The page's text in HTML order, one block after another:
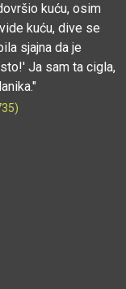
kuću, osim
kuću, dive se
sjajna da je
Ja sam ta cigla,